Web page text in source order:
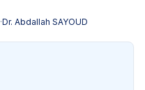
·Dr. Abdallah SAYOUD